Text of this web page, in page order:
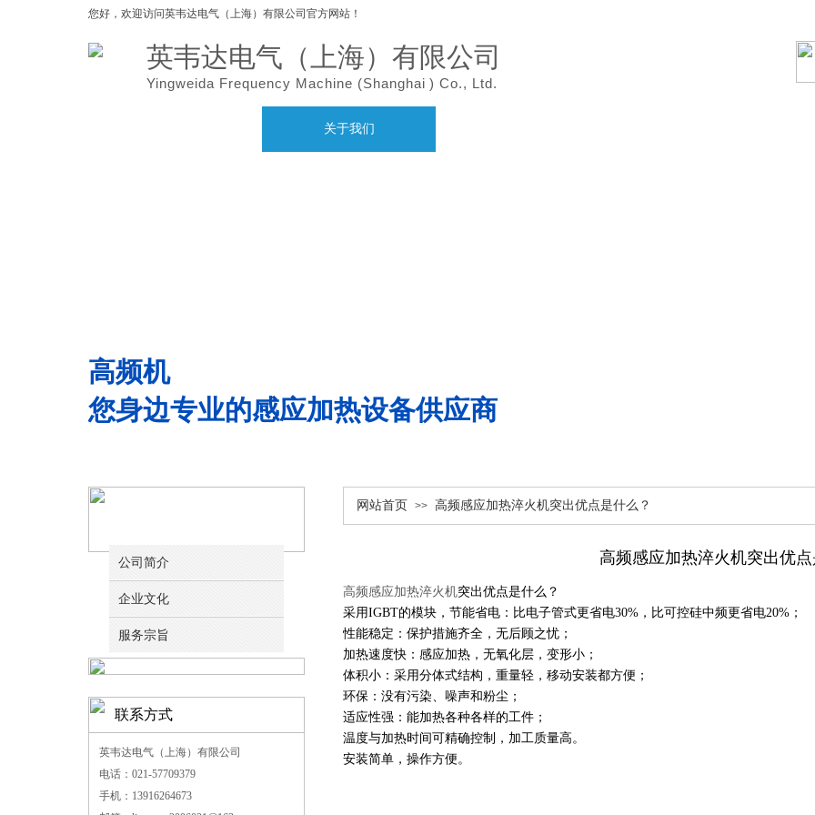
关于我们
您好，欢迎访问英韦达电气（上海）有限公司官方网站！
英韦达电气（上海）有限公司
Yingweida Frequency Machine (Shanghai ) Co., Ltd.
高频机
您身边专业的感应加热设备供应商
网站首页 >> 高频感应加热淬火机突出优点是什么？
公司简介
企业文化
服务宗旨
高频感应加热淬火机突出优
高频感应加热淬火机突出优点是什么？
采用IGBT的模块，节能省电：比电子管式更省电30%，比可控硅中频更省电20%；
性能稳定：保护措施齐全，无后顾之忧；
加热速度快：感应加热，无氧化层，变形小；
体积小：采用分体式结构，重量轻，移动安装都方便；
环保：没有污染、噪声和粉尘；
适应性强：能加热各种各样的工件；
温度与加热时间可精确控制，加工质量高。
安装简单，操作方便。
联系方式
英韦达电气（上海）有限公司
电话：021-57709379
手机：13916264673